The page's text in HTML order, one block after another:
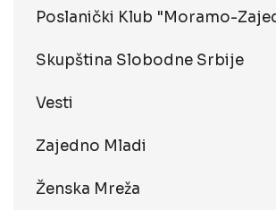
Poslanički Klub "Moramo-
Skupština Slobodne Srbije
Vesti
Zajedno Mladi
Ženska Mreža